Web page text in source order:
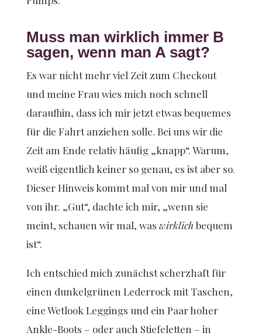
Muss man wirklich immer B
sagen, wenn man A sagt?
Es war nicht mehr viel Zeit zum Checkout
und meine Frau wies mich noch schnell
daraufhin, dass ich mir jetzt etwas bequemes
für die Fahrt anziehen solle. Bei uns wir die
Zeit am Ende relativ häufig „knapp“. Warum,
weiß eigentlich keiner so genau, es ist aber so.
Dieser Hinweis kommt mal von mir und mal
von ihr. „Gut“, dachte ich mir, „wenn sie
meint, schauen wir mal, was wirklich bequem
ist“.
Ich entschied mich zunächst scherzhaft für
einen dunkelgrünen Lederrock mit Taschen,
eine Wetlook Leggings und ein Paar hoher
Ankle-Boots – oder auch Stiefeletten – in